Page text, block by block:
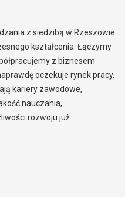
z siedzibą w Rzeszowie
kształcenia. Łączymy
z biznesem
oczekuje rynek pracy.
kariery zawodowe,
nauczania,
rozwoju już